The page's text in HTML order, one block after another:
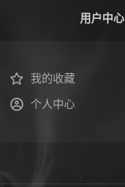
用户中心
我的收藏
个人中心